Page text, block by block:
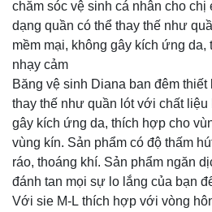
chăm sóc vệ sinh cá nhân cho chị
dạng quần có thể thay thế như
mềm mại, không gây kích ứng da,
nhạy cảm
Băng vệ sinh Diana ban đêm
thay thế như quần lót với chất liệu
gây kích ứng da, thích hợp cho
vùng kín. Sản phẩm có độ thấm
ráo, thoáng khí. Sản phẩm ngăn
đánh tan mọi sự lo lắng của bạn
Với sie M-L thích hợp với vòng